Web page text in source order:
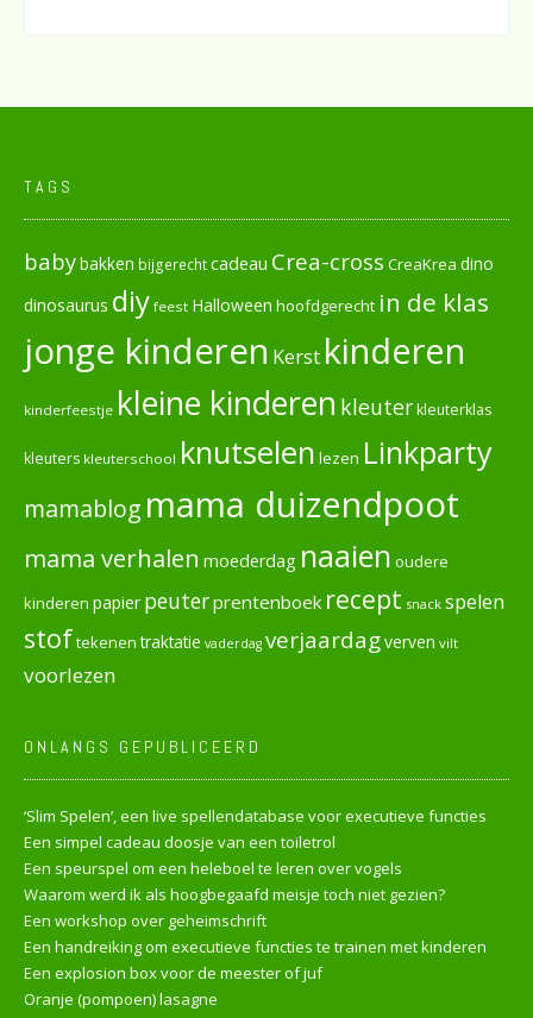
TAGS
babybakken bijgerechtcadeau Crea-cross CreaKrea dino
dinosaurus diy feest Halloween hoofdgerecht in de klas
jonge kinderen Kerst kinderen
kinderfeestje kleine kinderen kleuterkleuterklas
kleuters kleuterschool knutselen lezen Linkparty
mamablog mama duizendpoot
mama verhalen moederdag naaien oudere
kinderen papier peuterprentenboek recept snack spelen
stoftekenen traktatie vaderdag verjaardagverven vilt
voorlezen
ONLANGS GEPUBLICEERD
‘Slim Spelen’, een live spellendatabase voor executieve functies
Een simpel cadeau doosje van een toiletrol
Een speurspel om een heleboel te leren over vogels
Waarom werd ik als hoogbegaafd meisje toch niet gezien?
Een workshop over geheimschrift
Een handreiking om executieve functies te trainen met kinderen
Een explosion box voor de meester of juf
Oranje (pompoen) lasagne